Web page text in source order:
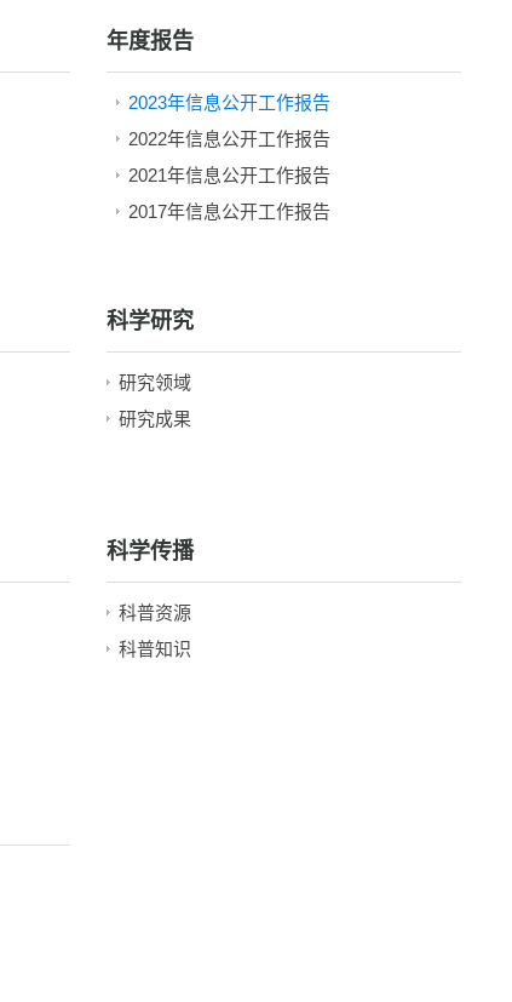
年度报告
2023年信息公开工作报告
2022年信息公开工作报告
2021年信息公开工作报告
2017年信息公开工作报告
科学研究
研究领域
研究成果
科学传播
科普资源
科普知识